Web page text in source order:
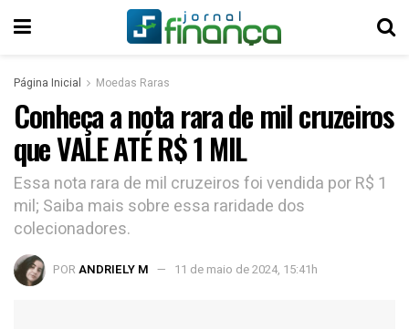
Página Inicial Moedas Raras
Conheça a nota rara de mil cruzeiros
que VALE ATÉ R$ 1 MIL
Essa nota rara de mil cruzeiros foi vendida por R$ 1
mil; Saiba mais sobre essa raridade dos
colecionadores.
POR ANDRIELY M 11 de maio de 2024, 15:41h